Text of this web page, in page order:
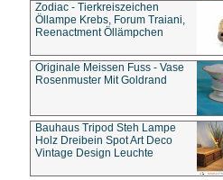
Zodiac - Tierkreiszeichen
Öllampe Krebs, Forum Traiani,
Reenactment Öllämpchen
Originale Meissen Fuss - Vase
Rosenmuster Mit Goldrand
Bauhaus Tripod Steh Lampe
Holz Dreibein Spot Art Deco
Vintage Design Leuchte